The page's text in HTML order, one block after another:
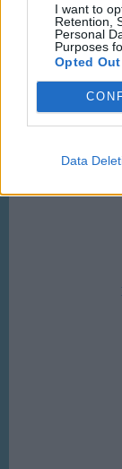
I want to
Retention,
Personal
Purposes
Opted Out
Data